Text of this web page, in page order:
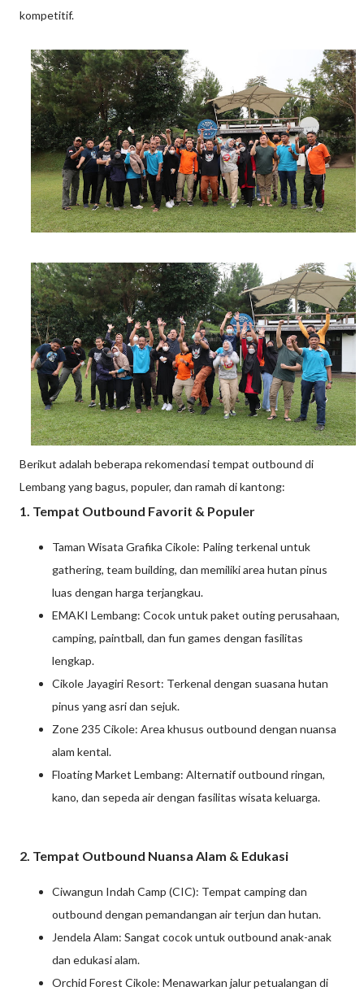
kompetitif.
Berikut adalah beberapa rekomendasi tempat outbound di
Lembang yang bagus, populer, dan ramah di kantong:
1. Tempat Outbound Favorit & Populer
Taman Wisata Grafika Cikole: Paling terkenal untuk
gathering, team building, dan memiliki area hutan pinus
luas dengan harga terjangkau.
EMAKI Lembang: Cocok untuk paket outing perusahaan,
camping, paintball, dan fun games dengan fasilitas
lengkap.
Cikole Jayagiri Resort: Terkenal dengan suasana hutan
pinus yang asri dan sejuk.
Zone 235 Cikole: Area khusus outbound dengan nuansa
alam kental.
Floating Market Lembang: Alternatif outbound ringan,
kano, dan sepeda air dengan fasilitas wisata keluarga.
2. Tempat Outbound Nuansa Alam & Edukasi
Ciwangun Indah Camp (CIC): Tempat camping dan
outbound dengan pemandangan air terjun dan hutan.
Jendela Alam: Sangat cocok untuk outbound anak-anak
dan edukasi alam.
Orchid Forest Cikole: Menawarkan jalur petualangan di